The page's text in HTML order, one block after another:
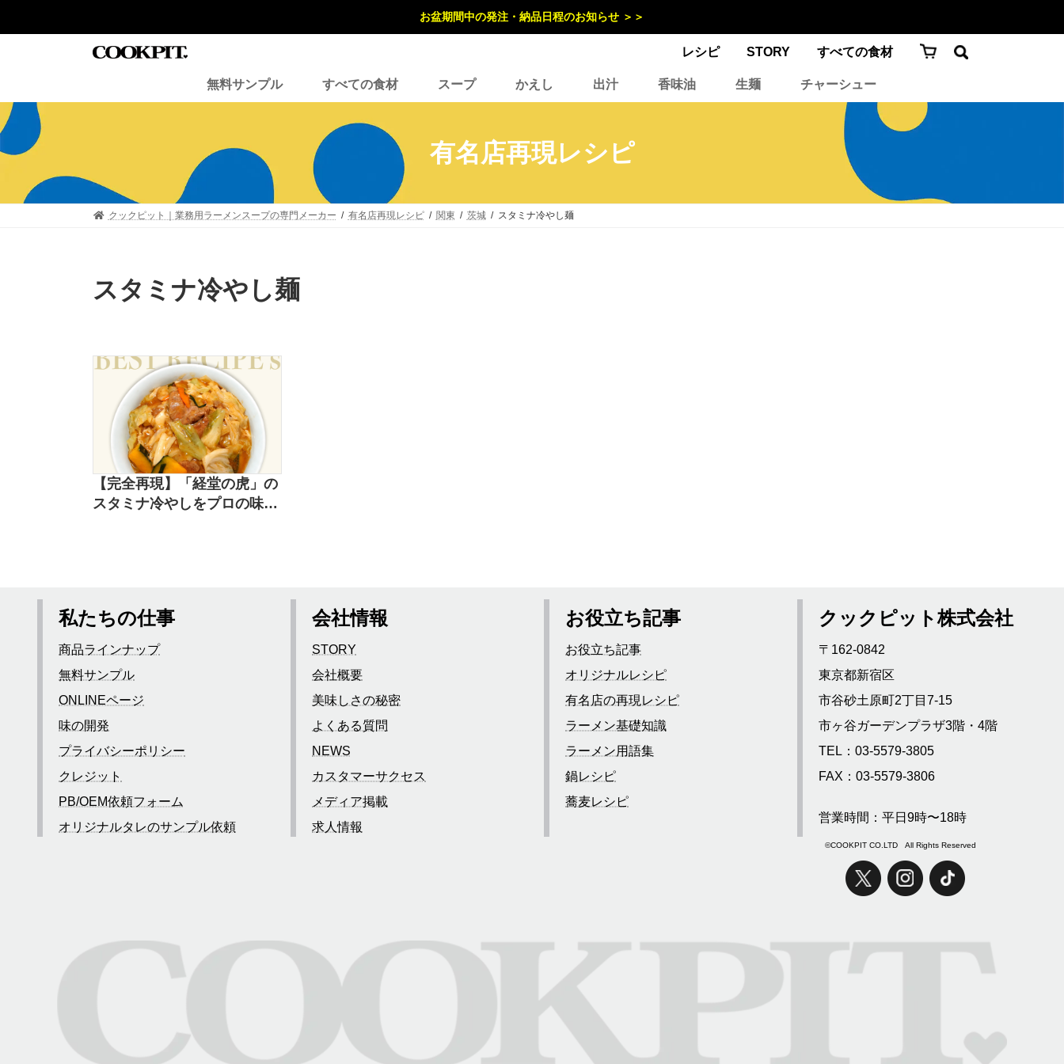
ス
キ
プ
ン
に
動
お盆期間中の発注・納品日程のお知らせ ＞＞
レシピ STORY すべての食材
無料サンプル すべての食材 スープ かえし 出汁 香味油 生麺 チャーシュー
有名店再現レシピ
クックピット｜業務用ラーメンスープの専門メーカー 有名店再現レシピ 関東 茨城 スタミナ冷やし麺
スタミナ冷やし麺
【完全再現】「経堂の虎」の
スタミナ冷やしをプロの味で
私たちの仕事
商品ラインナップ
無料サンプル
ONLINEページ
味の開発
プライバシーポリシー
クレジット
PB/OEM依頼フォーム
オリジナルタレのサンプル依頼
会社情報
STORY
会社概要
美味しさの秘密
よくある質問
NEWS
カスタマーサクセス
メディア掲載
求人情報
お役立ち記事
お役立ち記事
オリジナルレシピ
有名店の再現レシピ
ラーメン基礎知識
ラーメン用語集
鍋レシピ
蕎麦レシピ
クックピット株式会社
〒162-0842
東京都新宿区
市谷砂土原町2丁目7-15
市ヶ谷ガーデンプラザ3階・4階
TEL：03-5579-3805
FAX：03-5579-3806
営業時間：平日9時〜18時
©COOKPIT CO.LTD All Rights Reserved